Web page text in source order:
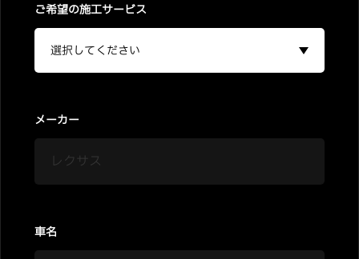
ご希望の施工サービス
メーカー
車名